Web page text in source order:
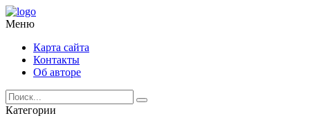
Меню
Карта сайта
Контакты
Об авторе
Категории